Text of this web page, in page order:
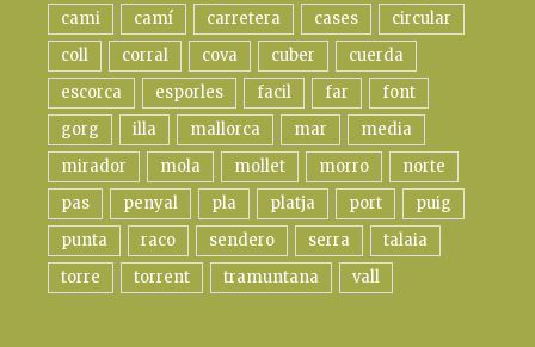
cami
camí carretera cases
circular
coll
corral cova cuber
cuerda
escorca
esporles facil far
font
gorg
illa mallorca mar
media
mirador
mola mollet morro
norte
pas
penyal pla platja port
puig
punta
raco sendero serra
talaia
torre
torrent tramuntana vall